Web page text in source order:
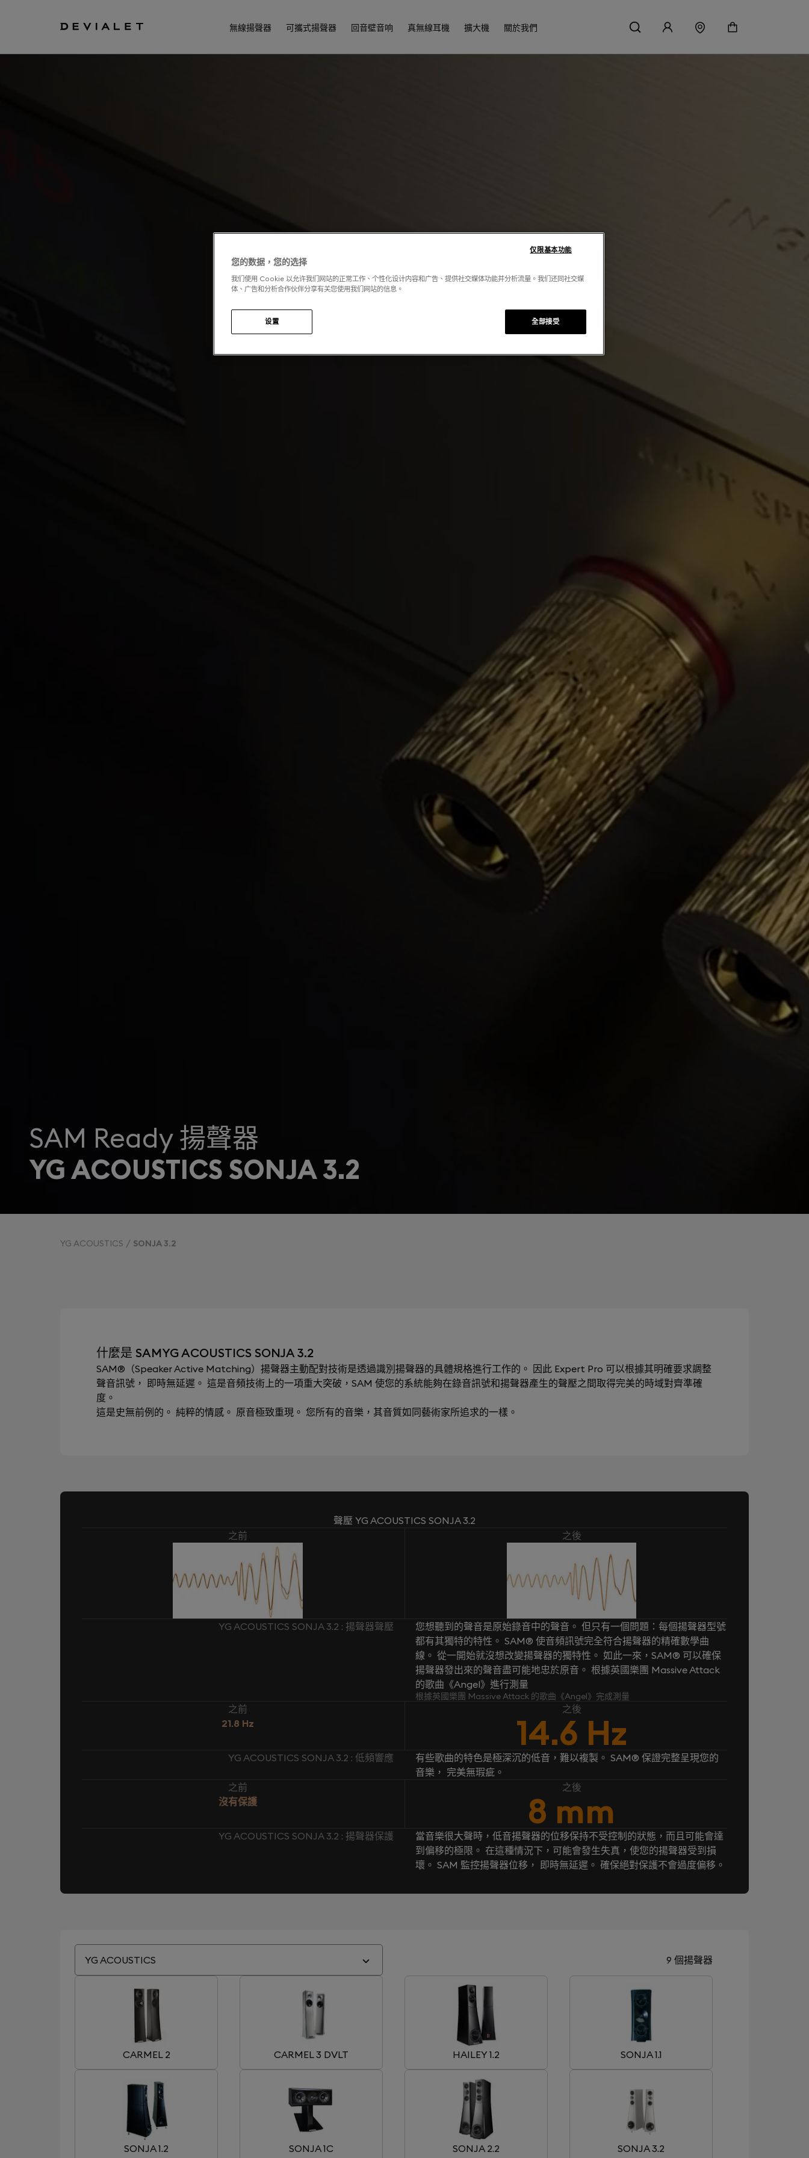
無線揚聲器 可攜式揚聲器 回音壁音响 真無線耳機 擴大機 關於我們
SAM Ready 揚聲器
YG ACOUSTICS SONJA 3.2
YG ACOUSTICS SONJA 3.2
什麼是 SAMYG ACOUSTICS SONJA 3.2
SAM®（Speaker Active Matching）揚聲器主動配對技術是透過識別揚聲器的具體規格進行工作的。 因此 Expert Pro 可以根據其明確要求調整
聲音訊號， 即時無延遲。 這是音頻技術上的一項重大突破，SAM 使您的系統能夠在錄音訊號和揚聲器產生的聲壓之間取得完美的時域對齊準確
度。
這是史無前例的。 純粹的情感。 原音極致重現。 您所有的音樂，其音質如同藝術家所追求的一樣。
聲壓 YG ACOUSTICS SONJA 3.2
之前
之後
YG ACOUSTICS SONJA 3.2 : 揚聲器聲壓
您想聽到的聲音是原始錄音中的聲音。 但只有一個問題：每個揚聲器型號
都有其獨特的特性。 SAM® 使音頻訊號完全符合揚聲器的精確數學曲
線。 從一開始就沒想改變揚聲器的獨特性。 如此一來，SAM® 可以確保
揚聲器發出來的聲音盡可能地忠於原音。 根據英國樂團 Massive Attack
的歌曲《Angel》進行測量
根據英國樂團 Massive Attack 的歌曲《Angel》完成測量
之前
21.8 Hz
之後
14.6 Hz
YG ACOUSTICS SONJA 3.2 : 低頻響應
有些歌曲的特色是極深沉的低音，難以複製。 SAM® 保證完整呈現您的
音樂， 完美無瑕疵。
之前
沒有保護
之後
8 mm
YG ACOUSTICS SONJA 3.2 : 揚聲器保護
當音樂很大聲時，低音揚聲器的位移保持不受控制的狀態，而且可能會達
到偏移的極限。 在這種情況下，可能會發生失真，使您的揚聲器受到損
壞。 SAM 監控揚聲器位移， 即時無延遲。 確保絕對保護不會過度偏移。
YG ACOUSTICS 9 個揚聲器
CARMEL 2 CARMEL 3 DVLT HAILEY 1.2 SONJA 1.1
SONJA 1.2 SONJA 1C SONJA 2.2 SONJA 3.2
您的数据，您的选择
我们使用 Cookie 以允许我们网站的正常工作、个性化设计内容和广告、提供社交媒体功能并分析流量。我们还同社交媒
体、广告和分析合作伙伴分享有关您使用我们网站的信息。
设置
仅限基本功能
全部接受